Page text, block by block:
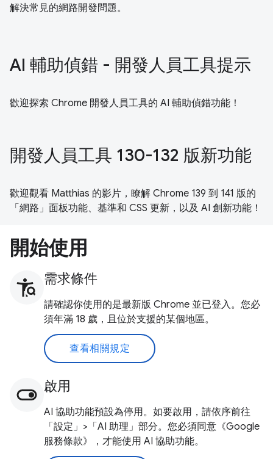
解決常見的網路開發問題。
AI 輔助偵錯 - 開發人員工具提示
歡迎探索 Chrome 開發人員工具的 AI 輔助偵錯功能！
開發人員工具 130-132 版新功能
歡迎觀看 Matthias 的影片，瞭解 Chrome 139 到 141 版的
「網路」面板功能、基準和 CSS 更新，以及 AI 創新功能！
開始使用
需求條件
請確認你使用的是最新版 Chrome 並已登入。您必
須年滿 18 歲，且位於支援的某個地區。
查看相關規定
啟用
AI 協助功能預設為停用。如要啟用，請依序前往
「設定」>「AI 助理」部分。您必須同意《Google
服務條款》，才能使用 AI 協助功能。